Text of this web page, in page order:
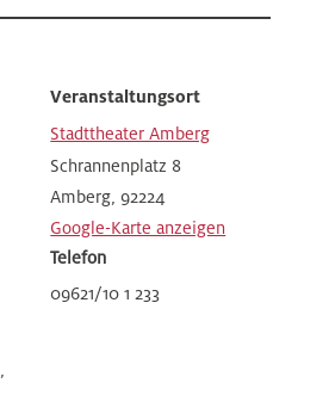
Veranstaltungsort
Stadttheater Amberg
Schrannenplatz 8
Amberg, 92224
Google-Karte anzeigen
Telefon
09621/10 1 233